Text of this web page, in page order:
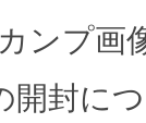
ンプ画
開封に